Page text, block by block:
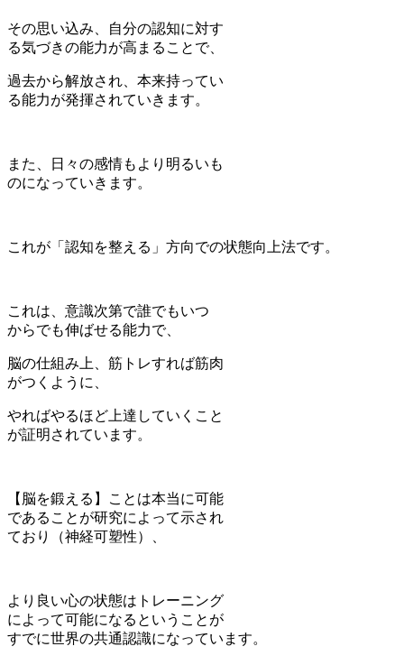
その思い込み、自分の認知に対す
る気づきの能力が高まることで、
過去から解放され、本来持ってい
る能力が発揮されていきます。
また、日々の感情もより明るいも
のになっていきます。
これが「認知を整える」方向での状態向上法です。
これは、意識次第で誰でもいつ
からでも伸ばせる能力で、
脳の仕組み上、筋トレすれば筋肉
がつくように、
やればやるほど上達していくこと
が証明されています。
【脳を鍛える】ことは本当に可能
であることが研究によって示され
ており（神経可塑性）、
より良い心の状態はトレーニング
によって可能になるということが
すでに世界の共通認識になっています。